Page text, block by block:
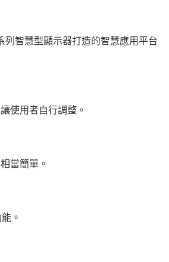
列智慧型顯示器打造的智慧應用平台
使用者自行調整。
當簡單。
。